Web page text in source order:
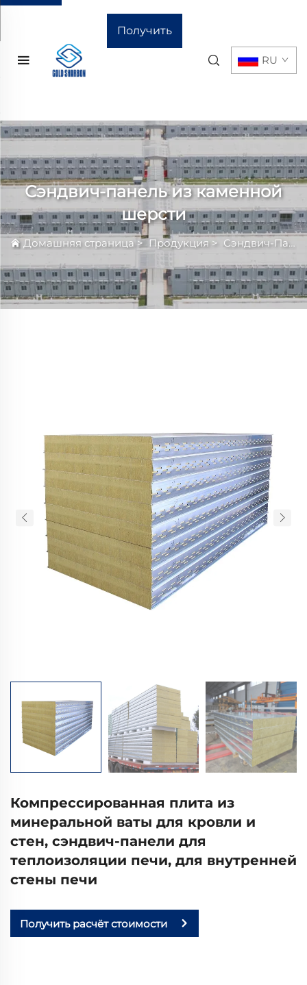
Получить
RU
Сэндвич-панель из каменной
шерсти
Домашняя страница>Продукция> Сэндвич-Панель
Компрессированная плита из
минеральной ваты для кровли и
стен, сэндвич-панели для
теплоизоляции печи, для внутренней
стены печи
Получить расчёт стоимости